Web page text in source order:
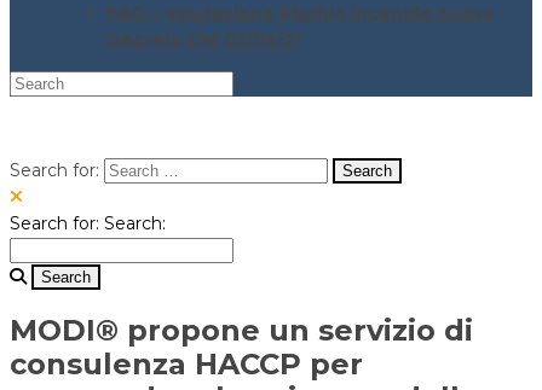
FAQ – Valutazione Rischio incendio nuovo
Decreto DM 03/06/21
Search for:
Search for: Search:
MODI® propone un servizio di
consulenza HACCP per